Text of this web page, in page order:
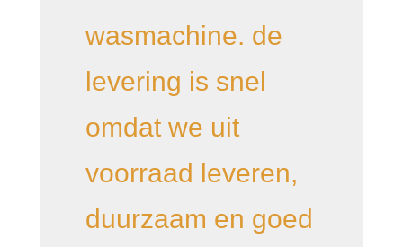
wasmachine. de
levering is snel
omdat we uit
voorraad leveren,
duurzaam en goed